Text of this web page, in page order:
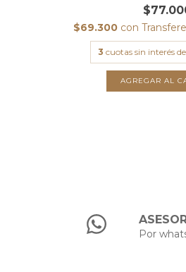
$69.300 con
3 cuotas sin interés de
AGREGAR AL
Por